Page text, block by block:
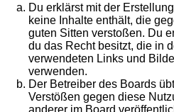
Du erklärst mit der
keine Inhalte enthält, die
guten Sitten verstoßen. Du
du das Recht besitzt, die in
verwendeten Links und
verwenden.
Der Betreiber des Boards
Verstößen gegen diese
anderer im Board